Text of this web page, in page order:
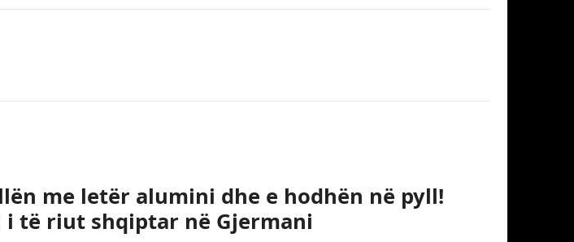
me letër alumini dhe e hodhën në pyll!
i të riut shqiptar në Gjermani